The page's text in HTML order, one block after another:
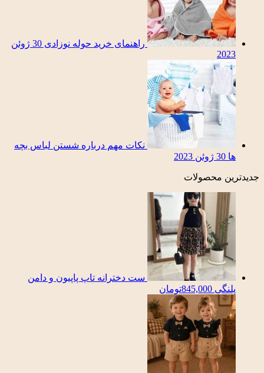
راهنمای خرید حوله نوزادی
30 ژوئن
2023
نکات مهم درباره شستن لباس بچه
ها 30 ژوئن 2023
جدیدترین محصولات
ست دخترانه تاپ پاپیون و دامن
پلنگی 845,000تومان